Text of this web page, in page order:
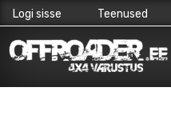
to
Logi sisse Teenused